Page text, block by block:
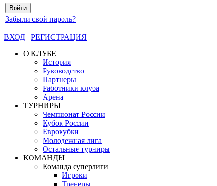
Забыли свой пароль?
ВХОД
РЕГИСТРАЦИЯ
О КЛУБЕ
История
Руководство
Партнеры
Работники клуба
Арена
ТУРНИРЫ
Чемпионат России
Кубок России
Еврокубки
Молодежная лига
Остальные турниры
КОМАНДЫ
Команда суперлиги
Игроки
Тренеры